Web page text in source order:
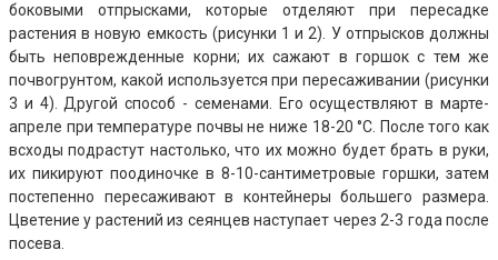
боковыми отпрысками, которые отделяют при пересадке
растения в новую емкость (рисунки 1 и 2). У отпрысков должны
быть неповрежденные корни; их сажают в горшок с тем же
почвогрунтом, какой используется при пересаживании (рисунки
3 и 4). Другой способ - семенами. Его осуществляют в марте-
апреле при температуре почвы не ниже 18-20 °С. После того как
всходы подрастут настолько, что их можно будет брать в руки,
их пикируют поодиночке в 8-10-сантиметровые горшки, затем
постепенно пересаживают в контейнеры большего размера.
Цветение у растений из сеянцев наступает через 2-3 года после
посева.